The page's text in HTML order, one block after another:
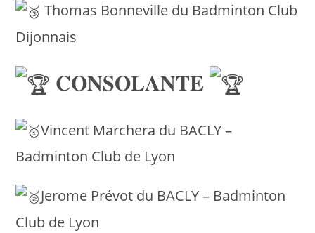
Thomas Bonneville du Badminton Club
Dijonnais
𝐂𝐎𝐍𝐒𝐎𝐋𝐀𝐍𝐓𝐄
Vincent Marchera du BACLY –
Badminton Club de Lyon
Jerome Prévot du BACLY – Badminton
Club de Lyon